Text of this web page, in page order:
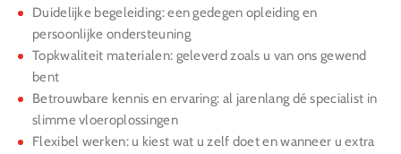
Duidelijke begeleiding: een gedegen opleiding en
persoonlijke ondersteuning
Topkwaliteit materialen: geleverd zoals u van ons gewend
bent
Betrouwbare kennis en ervaring: al jarenlang dé specialist in
slimme vloeroplossingen
Flexibel werken: u kiest wat u zelf doet en wanneer u extra